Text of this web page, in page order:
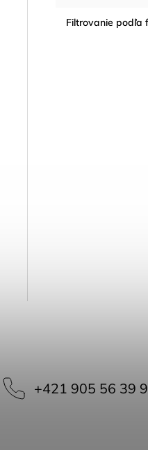
Filtrovanie podľa
+421 905 56 39